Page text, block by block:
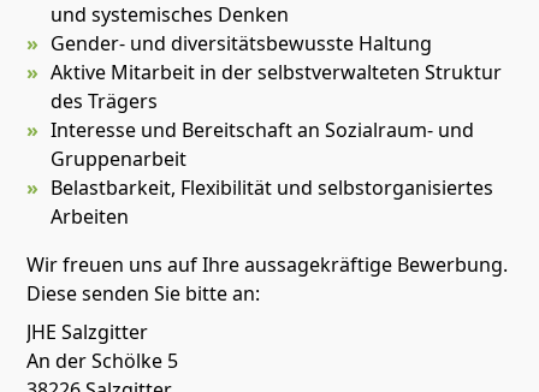
und systemisches Denken
Gender- und diversitätsbewusste Haltung
Aktive Mitarbeit in der selbstverwalteten Struktur
des Trägers
Interesse und Bereitschaft an Sozialraum- und
Gruppenarbeit
Belastbarkeit, Flexibilität und selbstorganisiertes
Arbeiten
Wir freuen uns auf Ihre aussagekräftige Bewerbung.
Diese senden Sie bitte an:
JHE Salzgitter
An der Schölke 5